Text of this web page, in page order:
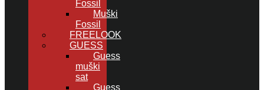
Fossil
Muški
Fossil
FREELOOK
GUESS
Guess
muški
sat
Guess